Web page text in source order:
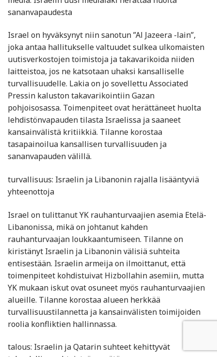
sananvapaudesta
Israel on hyväksynyt niin sanotun ”Al Jazeera -lain”,
joka antaa hallitukselle valtuudet sulkea ulkomaisten
uutisverkostojen toimistoja ja takavarikoida niiden
laitteistoa, jos ne katsotaan uhaksi kansalliselle
turvallisuudelle. Lakia on jo sovellettu Associated
Pressin kaluston takavarikointiin Gazan
pohjoisosassa. Toimenpiteet ovat herättäneet huolta
lehdistönvapauden tilasta Israelissa ja saaneet
kansainvälistä kritiikkiä. Tilanne korostaa
tasapainoilua kansallisen turvallisuuden ja
sananvapauden välillä.
turvallisuus: Israelin ja Libanonin rajalla lisääntyviä
yhteenottoja
Israel on tulittanut YK rauhanturvaajien asemia Etelä-
Libanonissa, mikä on johtanut kahden
rauhanturvaajan loukkaantumiseen. Tilanne on
kiristänyt Israelin ja Libanonin välisiä suhteita
entisestään. Israelin armeija on ilmoittanut, että
toimenpiteet kohdistuivat Hizbollahin asemiin, mutta
YK mukaan iskut ovat osuneet myös rauhanturvaajien
alueille. Tilanne korostaa alueen herkkää
turvallisuustilannetta ja kansainvälisten toimijoiden
roolia konfliktien hallinnassa.
talous: Israelin ja Qatarin suhteet kehittyvät